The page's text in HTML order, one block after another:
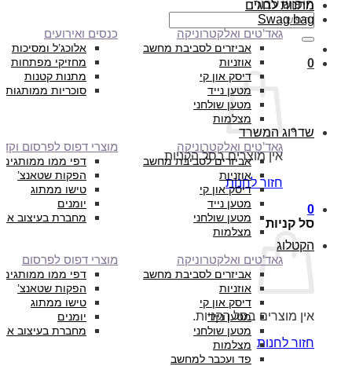
חיפוש עבור:
0
אין מוצרים בסל הקניות.
חזור לחנות
0
סל קניות
אין מוצרים בסל הקניות.
חזור לחנות
מתנות לחגים
Swag bag
גאד’טים ואלקטרוניקה
אביזרים לסביבת מחשב
אוזניות
דיסק און קי
מטען נייד
מטען שולחני
מצלמות
כנסים ואירועים
אלוכג’ל ומסיכות
מחזיקי מפתחות
מתנות קטנות
סוכריות ממותגות
שדרוג המשרד
גאד’טים ואלקטרוניקה
אביזרים לסביבת מחשב
אוזניות
דיסק און קי
מטען נייד
מטען שולחני
מצלמות
מוצרי דפוס לפרסום
דפי ממו ממותגים
הפקות שטאנצ’
טישו ממתוג
יומנים
מחברת בעיצוב
הקטלוג
גאד’טים ואלקטרוניקה
אביזרים לסביבת מחשב
אוזניות
דיסק און קי
מטען נייד
מטען שולחני
מצלמות
פד ועכבר למחשב
מוצרי דפוס לפרסום
דפי ממו ממותגים
הפקות שטאנצ’
טישו ממתוג
יומנים
מחברת בעיצוב